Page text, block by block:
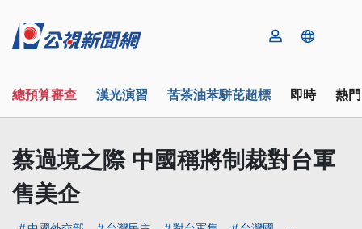
總預算審查 漢光演習 苦茶油苯駢芘超標 即時 熱
蔡過境之際 中國稱將制裁對台軍
售美企